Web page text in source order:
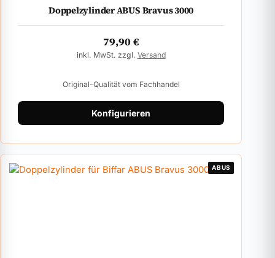
Doppelzylinder ABUS Bravus 3000
79,90€
inkl. MwSt. zzgl. Versand
Original-Qualität vom Fachhandel
Konfigurieren
ABUS